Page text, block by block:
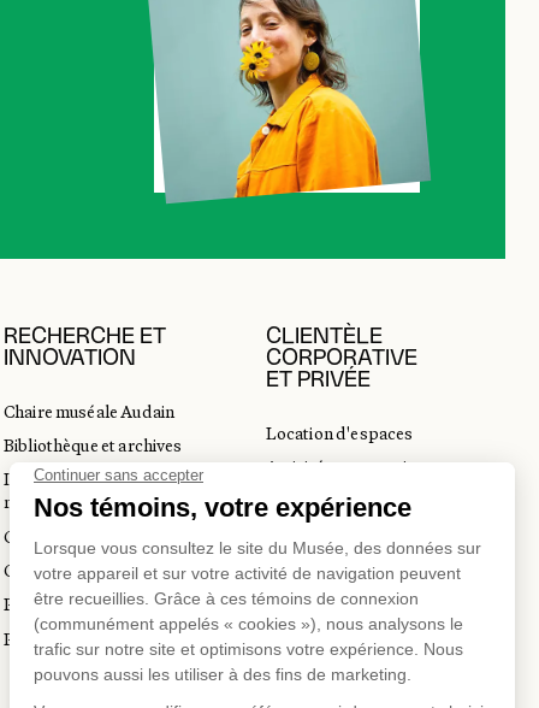
RECHERCHE ET
INNOVATION
Chaire muséale Audain
Bibliothèque et archives
Incubateur d’innovations
muséales
Guide de numérisation 3D
Commandes d'images
Prix en art actuel
Prix Lynne-Cohen
CLIENTÈLE
CORPORATIVE
ET PRIVÉE
Location d'espaces
Activités corporatives
Location d'œuvres
du tourisme